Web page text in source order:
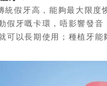
統假牙高，能夠最大限
假牙嘅卡環，唔影響發
可以長期使用；種植牙